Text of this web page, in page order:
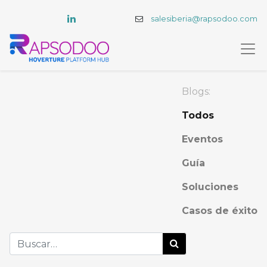
salesiberia@rapsodoo.com
Blogs:
Todos
Eventos
Guía
Soluciones
Casos de éxito